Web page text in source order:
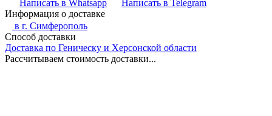
Написать в Whatsapp
Написать в Telegram
Информация о доставке
в г. Симферополь
Способ доставки
Доставка по Геническу и Херсонской области
Рассчитываем стоимость доставки...